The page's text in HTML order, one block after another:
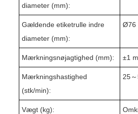
diameter (mm):
Gældende etiketrulle indre
diameter (mm):
Ø76
Mærkningsnøjagtighed (mm): ±1
Mærkningshastighed
(stk/min):
25～
Vægt (kg):